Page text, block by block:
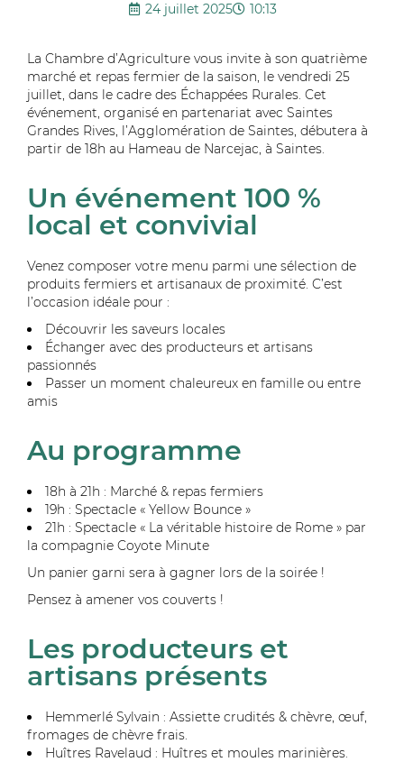
24 juillet 2025 10:13
La Chambre d’Agriculture vous invite à son quatrième
marché et repas fermier de la saison, le vendredi 25
juillet, dans le cadre des Échappées Rurales. Cet
événement, organisé en partenariat avec Saintes
Grandes Rives, l’Agglomération de Saintes, débutera à
partir de 18h au Hameau de Narcejac, à Saintes.
Un événement 100 %
local et convivial
Venez composer votre menu parmi une sélection de
produits fermiers et artisanaux de proximité. C’est
l’occasion idéale pour :
Découvrir les saveurs locales
Échanger avec des producteurs et artisans
passionnés
Passer un moment chaleureux en famille ou entre
amis
Au programme
18h à 21h : Marché & repas fermiers
19h : Spectacle « Yellow Bounce »
21h : Spectacle « La véritable histoire de Rome » par
la compagnie Coyote Minute
Un panier garni sera à gagner lors de la soirée !
Pensez à amener vos couverts !
Les producteurs et
artisans présents
Hemmerlé Sylvain : Assiette crudités & chèvre, œuf,
fromages de chèvre frais.
Huîtres Ravelaud : Huîtres et moules marinières.